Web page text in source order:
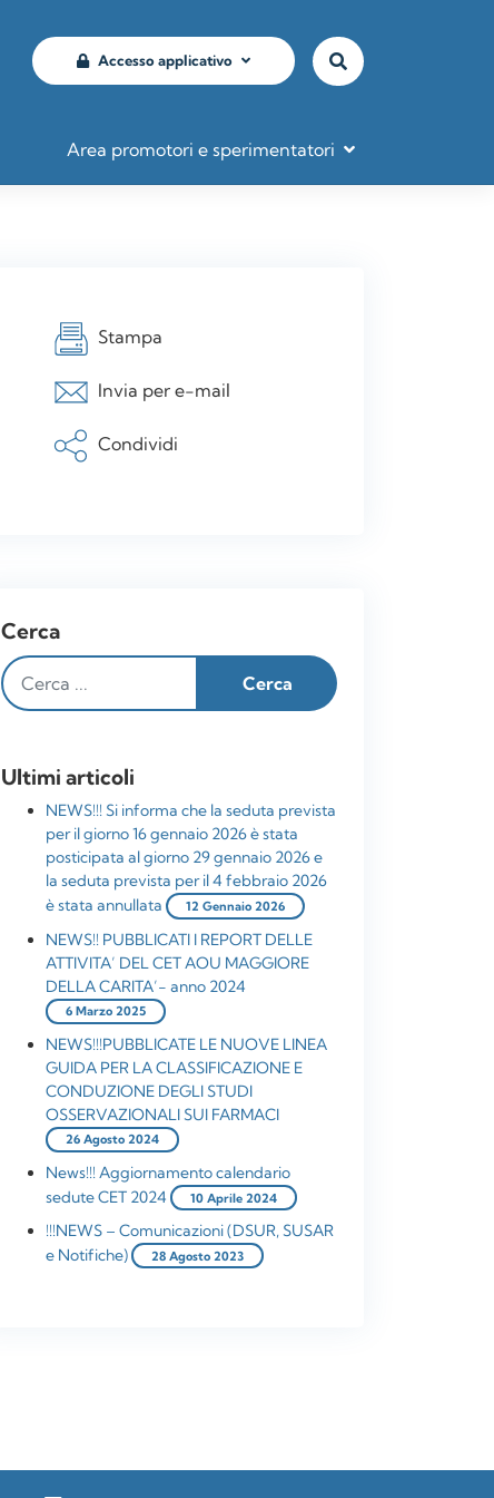
Accesso applicativo
Area promotori e sperimentatori
Stampa
Invia per e-mail
Condividi
Cerca
Ultimi articoli
NEWS!!! Si informa che la seduta prevista
per il giorno 16 gennaio 2026 è stata
posticipata al giorno 29 gennaio 2026 e
la seduta prevista per il 4 febbraio 2026
è stata annullata
12 Gennaio 2026
NEWS!! PUBBLICATI I REPORT DELLE
ATTIVITA’ DEL CET AOU MAGGIORE
DELLA CARITA’- anno 2024
6 Marzo 2025
NEWS!!!PUBBLICATE LE NUOVE LINEA
GUIDA PER LA CLASSIFICAZIONE E
CONDUZIONE DEGLI STUDI
OSSERVAZIONALI SUI FARMACI
26 Agosto 2024
News!!! Aggiornamento calendario
sedute CET 2024
10 Aprile 2024
!!!NEWS – Comunicazioni (DSUR, SUSAR
e Notifiche)
28 Agosto 2023